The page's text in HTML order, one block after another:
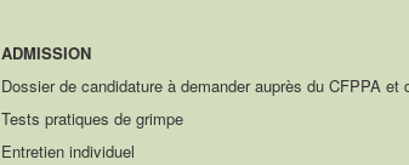
ADMISSION
Dossier de candidature à demander auprès du CFPPA
Tests pratiques de grimpe
Entretien individuel